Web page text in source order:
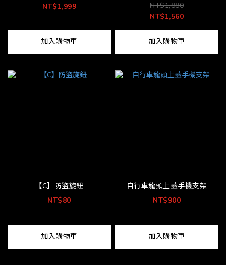
NT$1,999
加入購物車
NT$1,880
NT$1,560
加入購物車
【C】防盜旋鈕
NT$80
加入購物車
自行車龍頭上蓋手機支架
NT$900
加入購物車